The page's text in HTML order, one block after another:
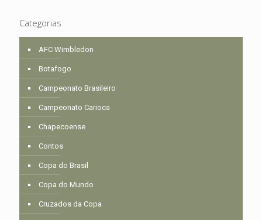
Categorias
AFC Wimbledon
Botafogo
Campeonato Brasileiro
Campeonato Carioca
Chapecoense
Contos
Copa do Brasil
Copa do Mundo
Cruzados da Copa